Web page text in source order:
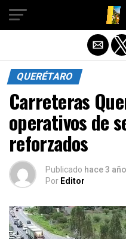
QUERÉTARO
Carreteras
operativos de
reforzados
Publicado hace 3
Por Editor
Salir de